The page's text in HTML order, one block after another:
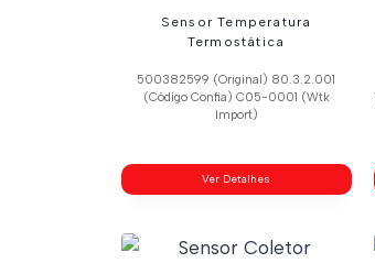
Sensor Temperatura
Termostática
500382599 (Original) 80.3.2.001
(Código Confia) C05-0001 (Wtk
Import)
Ver Detalhes